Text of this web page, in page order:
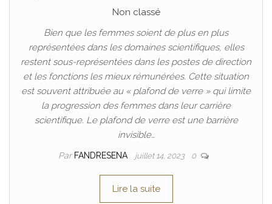
Non classé
Bien que les femmes soient de plus en plus
représentées dans les domaines scientifiques, elles
restent sous-représentées dans les postes de direction
et les fonctions les mieux rémunérées. Cette situation
est souvent attribuée au « plafond de verre » qui limite
la progression des femmes dans leur carrière
scientifique. Le plafond de verre est une barrière
invisible…
Par FANDRESENA juillet 14, 2023 0
Lire la suite